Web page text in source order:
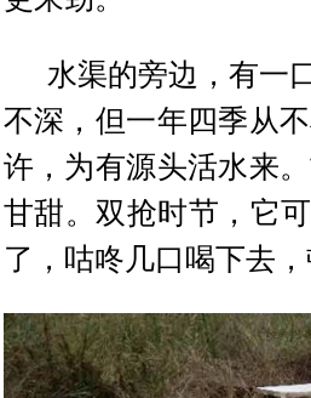
水渠的旁边，有一
不深，但一年四季从
许，为有源头活水来
甘甜。双抢时节，它
了，咕咚几口喝下去